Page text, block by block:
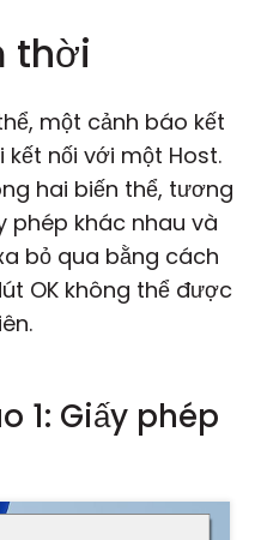
thời
một cảnh báo kết
nối với một Host.
hai biến thể, tương
phép khác nhau và
bỏ qua bằng cách
OK không thể được
1: Giấy phép